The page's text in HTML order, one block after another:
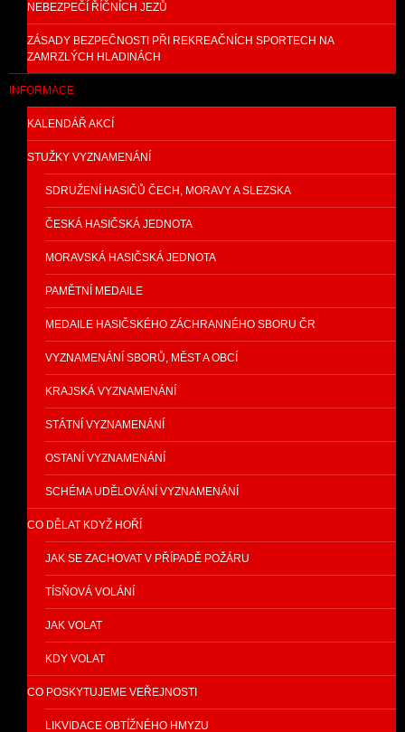
NEBEZPEČÍ ŘÍČNÍCH JEZŮ
ZÁSADY BEZPEČNOSTI PŘI REKREAČNÍCH SPORTECH NA
ZAMRZLÝCH HLADINÁCH
INFORMACE
KALENDÁŘ AKCÍ
STUŽKY VYZNAMENÁNÍ
SDRUŽENÍ HASIČŮ ČECH, MORAVY A SLEZSKA
ČESKÁ HASIČSKÁ JEDNOTA
MORAVSKÁ HASIČSKÁ JEDNOTA
PAMĚTNÍ MEDAILE
MEDAILE HASIČSKÉHO ZÁCHRANNÉHO SBORU ČR
VYZNAMENÁNÍ SBORŮ, MĚST A OBCÍ
KRAJSKÁ VYZNAMENÁNÍ
STÁTNÍ VYZNAMENÁNÍ
OSTANÍ VYZNAMENÁNÍ
SCHÉMA UDĚLOVÁNÍ VYZNAMENÁNÍ
CO DĚLAT KDYŽ HOŘÍ
JAK SE ZACHOVAT V PŘÍPADĚ POŽÁRU
TÍSŇOVÁ VOLÁNÍ
JAK VOLAT
KDY VOLAT
CO POSKYTUJEME VEŘEJNOSTI
LIKVIDACE OBTÍŽNÉHO HMYZU